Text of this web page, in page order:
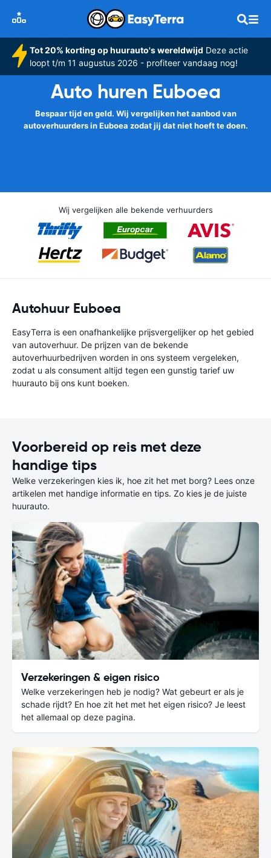
Tot 20% korting op huurauto's wereldwijd Deze actie
loopt t/m 11 augustus 2026 - profiteer vandaag nog!
Auto huren Euboea
Bespaar tijd en geld. Wij vergelijken het aanbod van
autoverhuurders in Euboea zodat jij dat niet hoeft te doen.
Wij vergelijken alle bekende verhuurders
Autohuur Euboea
EasyTerra is een onafhankelijke prijsvergelijker op het gebied
van autoverhuur. De prijzen van de bekende
autoverhuurbedrijven worden in ons systeem vergeleken,
zodat u als consument altijd tegen een gunstig tarief uw
huurauto bij ons kunt boeken.
Voorbereid op reis met deze
handige tips
Welke verzekeringen kies ik, hoe zit het met borg? Lees onze
artikelen met handige informatie en tips. Zo kies je de juiste
huurauto.
Verzekeringen & eigen risico
Welke verzekeringen heb je nodig? Wat gebeurt er als je
schade rijdt? En hoe zit het met het eigen risico? Je leest
het allemaal op deze pagina.